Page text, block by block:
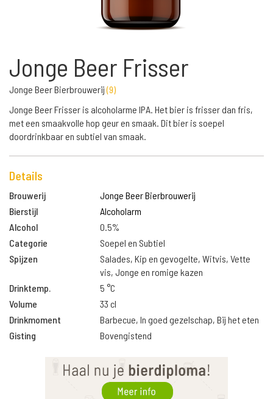
Jonge Beer Frisser
Jonge Beer Bierbrouwerij(9)
Jonge Beer Frisser is alcoholarme IPA. Het bier is frisser dan fris,
met een smaakvolle hop geur en smaak. Dit bier is soepel
doordrinkbaar en subtiel van smaak.
Details
Brouwerij
Jonge Beer Bierbrouwerij
Bierstijl
Alcoholarm
Alcohol
0.5%
Categorie
Soepel en Subtiel
Spijzen
Salades, Kip en gevogelte, Witvis, Vette
vis, Jonge en romige kazen
Drinktemp.
5 °C
Volume
33 cl
Drinkmoment
Barbecue, In goed gezelschap, Bij het eten
Gisting
Bovengistend